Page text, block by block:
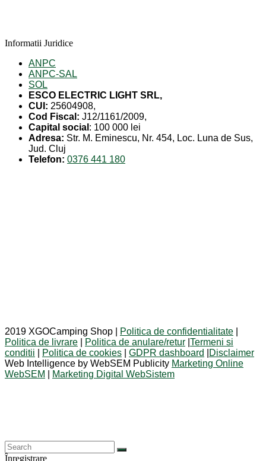
Informatii Juridice
ANPC
ANPC-SAL
SOL
ESCO ELECTRIC LIGHT SRL,
CUI: 25604908,
Cod Fiscal: J12/1161/2009,
Capital social : 100 000 lei
Adresa: Str. M. Eminescu, Nr. 454, Loc. Luna de Sus,
Jud. Cluj
Telefon: 0376 441 180
2019 XGOCamping Shop | Politica de confidentialitate
Politica de livrare
Politica de anulare/retur Termeni si
conditii
Politica de cookies GDPR dashboard
Disclaimer
Web Intelligence by WebSEM Publicity Marketing Online
WebSEM
Marketing Digital WebSistem
Înregistrare